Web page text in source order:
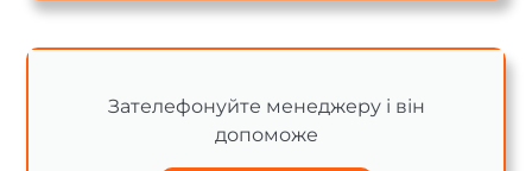
Зателефонуйте менеджеру і він
допоможе